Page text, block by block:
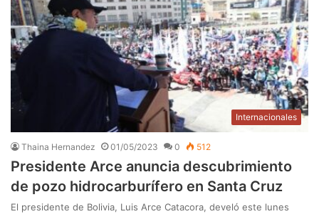
Internacionales
Thaina Hernandez 01/05/2023 0 512
Presidente Arce anuncia descubrimiento
de pozo hidrocarburífero en Santa Cruz
El presidente de Bolivia, Luis Arce Catacora, develó este lunes